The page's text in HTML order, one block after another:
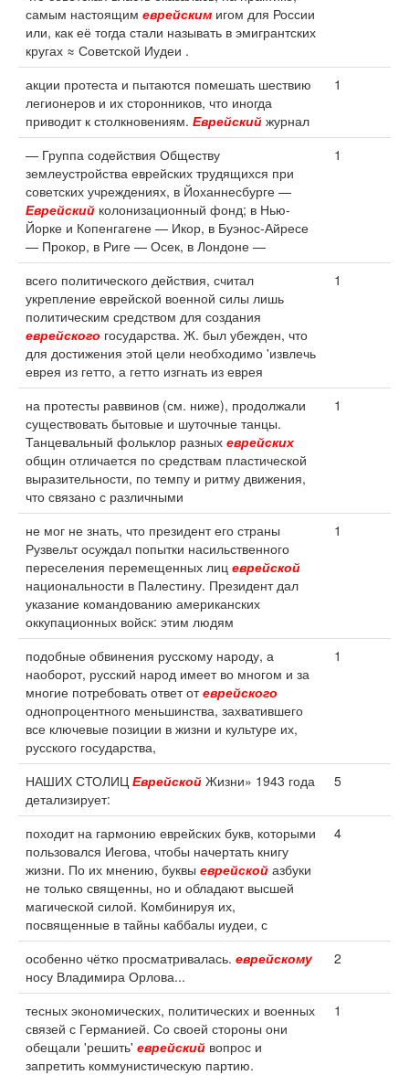
самым настоящим еврейским игом для России
или, как её тогда стали называть в эмигрантских
кругах ≈ Советской Иудеи .
акции протеста и пытаются помешать шествию
легионеров и их сторонников, что иногда
приводит к столкновениям. Еврейский журнал
1
— Группа содействия Обществу
землеустройства еврейских трудящихся при
советских учреждениях, в Йоханнесбурге —
Еврейский колонизационный фонд; в Нью-
Йорке и Копенгагене — Икор, в Буэнос-Айресе
— Прокор, в Риге — Осек, в Лондоне —
1
всего политического действия, считал
укрепление еврейской военной силы лишь
политическим средством для создания
еврейского государства. Ж. был убежден, что
для достижения этой цели необходимо 'извлечь
еврея из гетто, а гетто изгнать из еврея
1
на протесты раввинов (см. ниже), продолжали
существовать бытовые и шуточные танцы.
Танцевальный фольклор разных еврейских
общин отличается по средствам пластической
выразительности, по темпу и ритму движения,
что связано с различными
1
не мог не знать, что президент его страны
Рузвельт осуждал попытки насильственного
переселения перемещенных лиц еврейской
национальности в Палестину. Президент дал
указание командованию американских
оккупационных войск: этим людям
1
подобные обвинения русскому народу, а
наоборот, русский народ имеет во многом и за
многие потребовать ответ отеврейского
однопроцентного меньшинства, захватившего
все ключевые позиции в жизни и культуре их,
русского государства,
1
НАШИХ СТОЛИЦ Еврейской Жизни» 1943 года
детализирует:
5
походит на гармонию еврейских букв, которыми
пользовался Иегова, чтобы начертать книгу
жизни. По их мнению, буквы еврейской азбуки
не только священны, но и обладают высшей
магической силой. Комбинируя их,
посвященные в тайны каббалы иудеи, с
4
особенно чётко просматривалась. еврейскому
носу Владимира Орлова...
2
тесных экономических, политических и военных
связей с Германией. Со своей стороны они
обещали 'решить' еврейский вопрос и
запретить коммунистическую партию.
1